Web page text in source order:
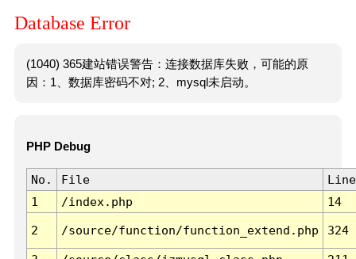
Database Error
(1040) 365建站错误警告：连接数据库失败，可能的原
因：1、数据库密码不对; 2、mysql未启动。
PHP Debug
No. File
Line
1
/index.php 14
2 /source/function/function_extend.php 324